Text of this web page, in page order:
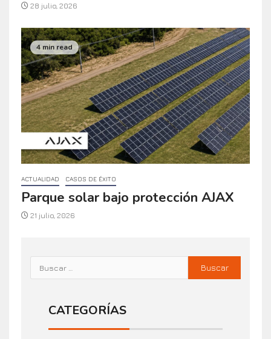
28 julio, 2026
4 min read
ACTUALIDAD CASOS DE ÉXITO
Parque solar bajo protección AJAX
21 julio, 2026
CATEGORÍAS